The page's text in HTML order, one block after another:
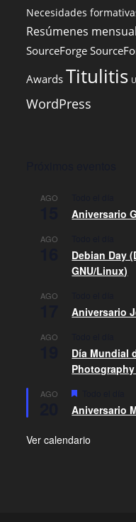
Necesidades
Resúmenes
SourceForge
Awards Titulitis
WordPress
AGO
Aniversario
AGO
Debian Day
GNU/Linux)
AGO
Aniversario
AGO
Día Mundial
Photography
AGO
e
s
a
Aniversario
Ver calendario